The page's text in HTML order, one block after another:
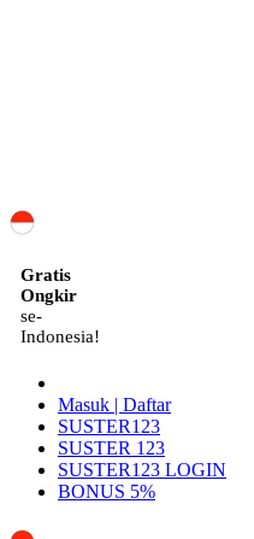
Gratis
Ongkir
se-
Indonesia!
Masuk | Daftar
SUSTER123
SUSTER 123
SUSTER123 LOGIN
BONUS 5%